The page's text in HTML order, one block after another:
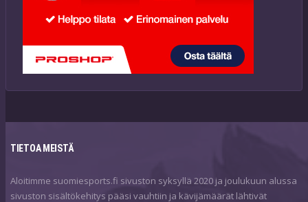
TIETOA MEISTÄ
Aloitimme suomiesports.fi sivuston syksyllä 2020 ja joulukuun alussa
sivuston sisältökehitys pääsi vauhtiin ja kävijämäärät lähtivät